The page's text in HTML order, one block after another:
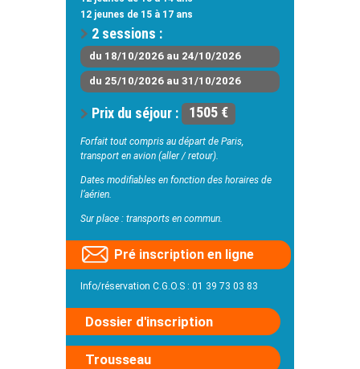
12 jeunes de 15 à 17 ans
2 sessions :
du 18/10/2026 au 24/10/2026
du 25/10/2026 au 31/10/2026
Prix du séjour : 1505 €
Forfait tout compris au départ de Paris,
transport en avion (aller / retour).
Dates modifiables en fonction des horaires de
l’aérien.
Sur place : transports en commun.
Pré inscription en ligne
Info/réservation C.G.O.S : 01 39 73 03 83
Dossier d'inscription
Trousseau